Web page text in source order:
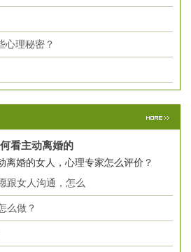
心理秘密？
看主动离婚的
离婚的女人，心理专家怎么评价？
跟女人沟通，怎么
么做？